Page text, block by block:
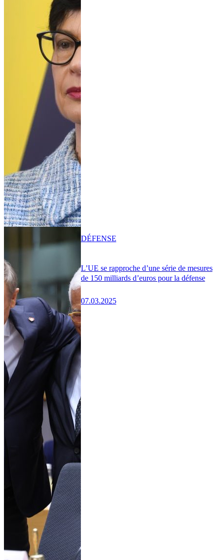
L’UE se rapproche d’une série de mesures
de 150 milliards d’euros pour la défense
07.03.2025
DÉFENSE